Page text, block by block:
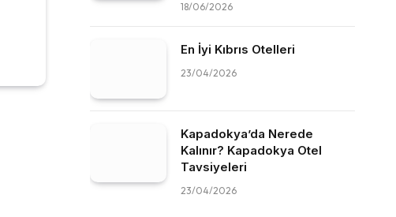
18/06/2026
En İyi Kıbrıs Otelleri
23/04/2026
Kapadokya’da Nerede
Kalınır? Kapadokya Otel
Tavsiyeleri
23/04/2026